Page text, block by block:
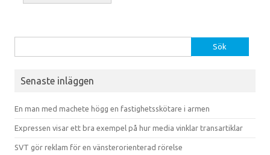
Senaste inläggen
En man med machete högg en fastighetsskötare i armen
Expressen visar ett bra exempel på hur media vinklar transartiklar
SVT gör reklam för en vänsterorienterad rörelse